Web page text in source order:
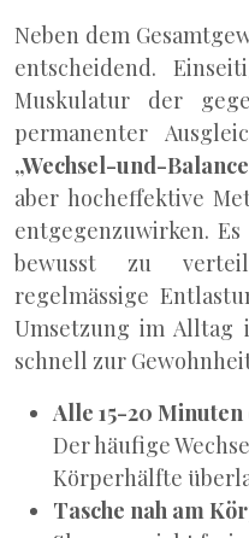
Neben dem
entscheidend.
Muskulatur der
permanenter
„Wechsel-und-
aber hocheffektive
entgegenzuwirken.
bewusst zu
regelmässige
Umsetzung im
schnell zur
Alle 15-20
Der häufige
Körperhälfte
Tasche nah am